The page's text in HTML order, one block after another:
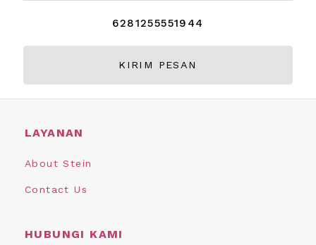
6281255551944
KIRIM PESAN
LAYANAN
About Stein
Contact Us
HUBUNGI KAMI